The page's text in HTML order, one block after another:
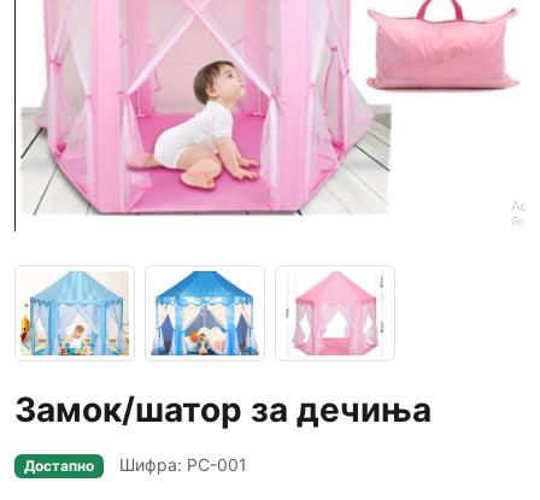
Замок/шатор за дечиња
Достапно Шифра: PC-001